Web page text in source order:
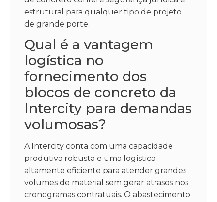
estrutural para qualquer tipo de projeto
de grande porte.
Qual é a vantagem
logística no
fornecimento dos
blocos de concreto da
Intercity para demandas
volumosas?
A Intercity conta com uma capacidade
produtiva robusta e uma logística
altamente eficiente para atender grandes
volumes de material sem gerar atrasos nos
cronogramas contratuais. O abastecimento